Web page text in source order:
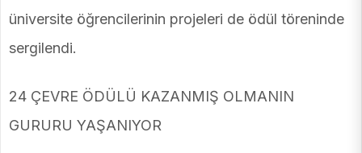
üniversite öğrencilerinin projeleri de ödül töreninde
sergilendi.
24 ÇEVRE ÖDÜLÜ KAZANMIŞ OLMANIN
GURURU YAŞANIYOR